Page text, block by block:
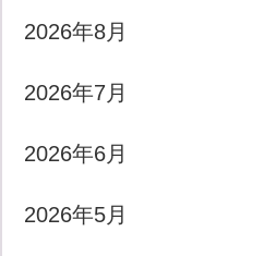
2026年8月
2026年7月
2026年6月
2026年5月